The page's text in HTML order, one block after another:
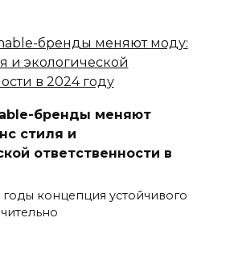
бренды меняют
стиля и
ответственности в
концепция устойчивого